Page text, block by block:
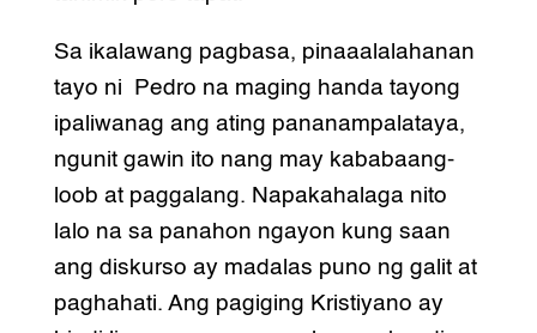
Sa ikalawang pagbasa, pinaaalalahanan
tayo ni Pedro na maging handa tayong
ipaliwanag ang ating pananampalataya,
ngunit gawin ito nang may kababaang-
loob at paggalang. Napakahalaga nito
lalo na sa panahon ngayon kung saan
ang diskurso ay madalas puno ng galit at
paghahati. Ang pagiging Kristiyano ay